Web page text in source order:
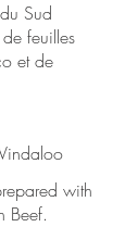
Sud
feuilles
et de
with
Beef.